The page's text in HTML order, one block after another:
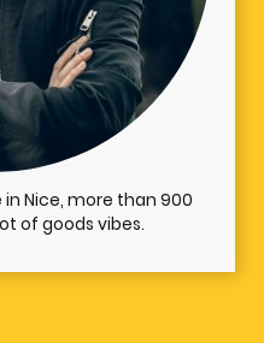
Nice, more than 900
of goods vibes.